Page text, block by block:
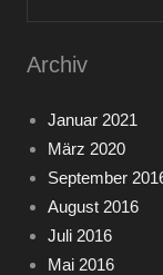
Archiv
Januar 2021
März 2020
September
August 2016
Juli 2016
Mai 2016